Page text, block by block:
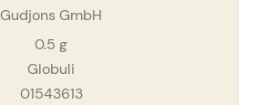
Gudjons GmbH
0.5 g
Globuli
01543613